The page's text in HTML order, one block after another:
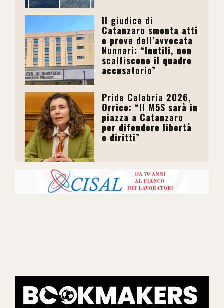
Il giudice di
Catanzaro smonta atti
e prove dell’avvocata
Nunnari: “Inutili, non
scalfiscono il quadro
accusatorio”
Pride Calabria 2026,
Orrico: “Il M5S sarà in
piazza a Catanzaro
per difendere libertà
e diritti”